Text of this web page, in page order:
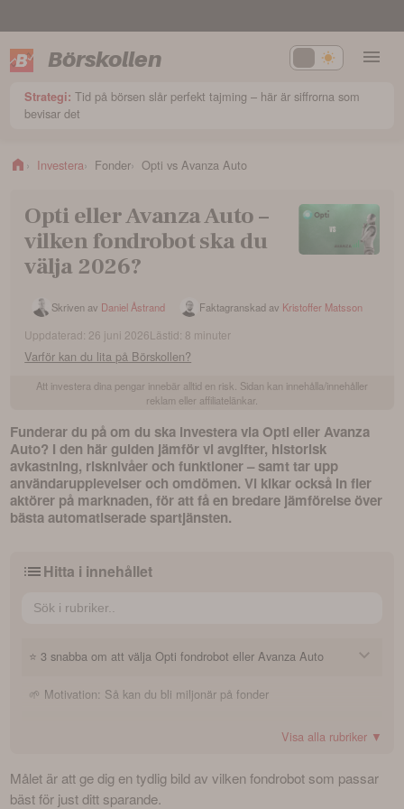
Börskollen
Strategi: Tid på börsen slår perfekt tajming – här är siffrorna som
bevisar det
Investera Fonder Opti vs Avanza Auto
Opti eller Avanza Auto –
vilken fondrobot ska du
välja 2026?
Skriven av Daniel Åstrand Faktagranskad av Kristoffer Matsson
Uppdaterad: 26 juni 2026Lästid: 8 minuter
Varför kan du lita på Börskollen?
Att investera dina pengar innebär alltid en risk. Sidan kan innehålla/innehåller
reklam eller affiliatelänkar.
Funderar du på om du ska investera via Opti eller Avanza
Auto? I den här guiden jämför vi avgifter, historisk
avkastning, risknivåer och funktioner – samt tar upp
användarupplevelser och omdömen. Vi kikar också in fler
aktörer på marknaden, för att få en bredare jämförelse över
bästa automatiserade spartjänsten.
Hitta i innehållet
⭐ 3 snabba om att välja Opti fondrobot eller Avanza Auto
1. Hur fungerar de båda tjänsterna?
2. Vilken av tjänsterna passar bäst för nybörjare?
🌱 Motivation: Så kan du bli miljonär på fonder
⚖️ Snabböverblick: Vilken sparlösning passar bäst för dig?
Avgifter och kostnader
🔍 Summering: Allt du behöver veta om spartjänsten
Visa alla rubriker ▼
Målet är att ge dig en tydlig bild av vilken fondrobot som passar
bäst för just ditt sparande.